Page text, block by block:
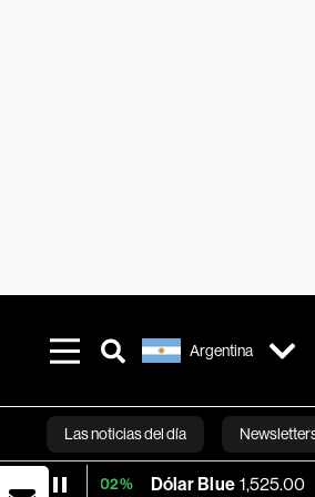
Argentina
Las noticias del día
Dólar Blue 1,525.00 Dólar